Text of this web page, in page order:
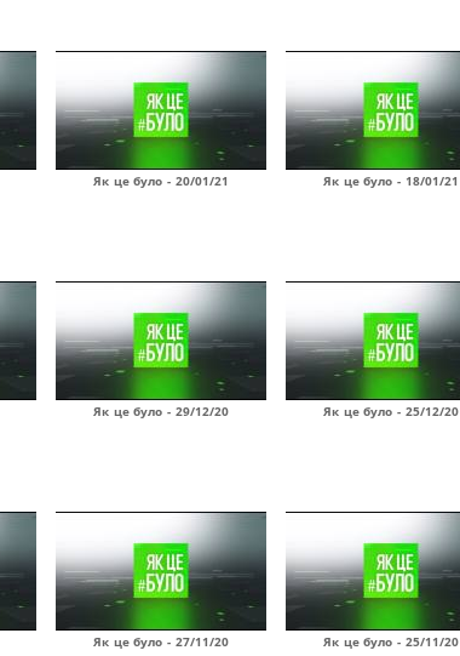
Як це було - 20/01/21 Як це було - 18/01/21
Як це було - 29/12/20 Як це було - 25/12/20
Як це було - 27/11/20 Як це було - 25/11/20